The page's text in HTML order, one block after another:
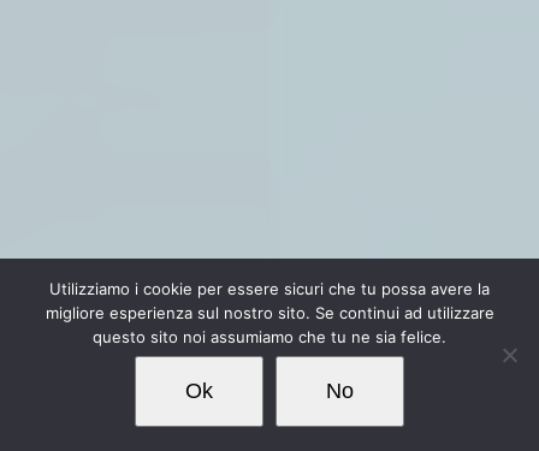
Utilizziamo i cookie per essere sicuri che tu possa avere la
migliore esperienza sul nostro sito. Se continui ad utilizzare
questo sito noi assumiamo che tu ne sia felice.
Ok No